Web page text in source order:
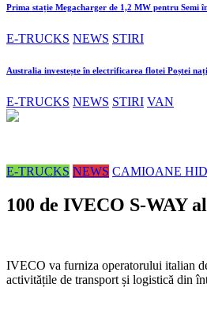
Prima stație Megacharger de 1,2 MW pentru Semi
E-TRUCKS NEWS STIRI
Australia investește în electrificarea flotei Poștei
E-TRUCKS NEWS STIRI VAN
E-TRUCKS NEWS CAMIOANE
100 de IVECO S-WAY
IVECO va furniza operatorului italian
activitățile de transport și logistică din